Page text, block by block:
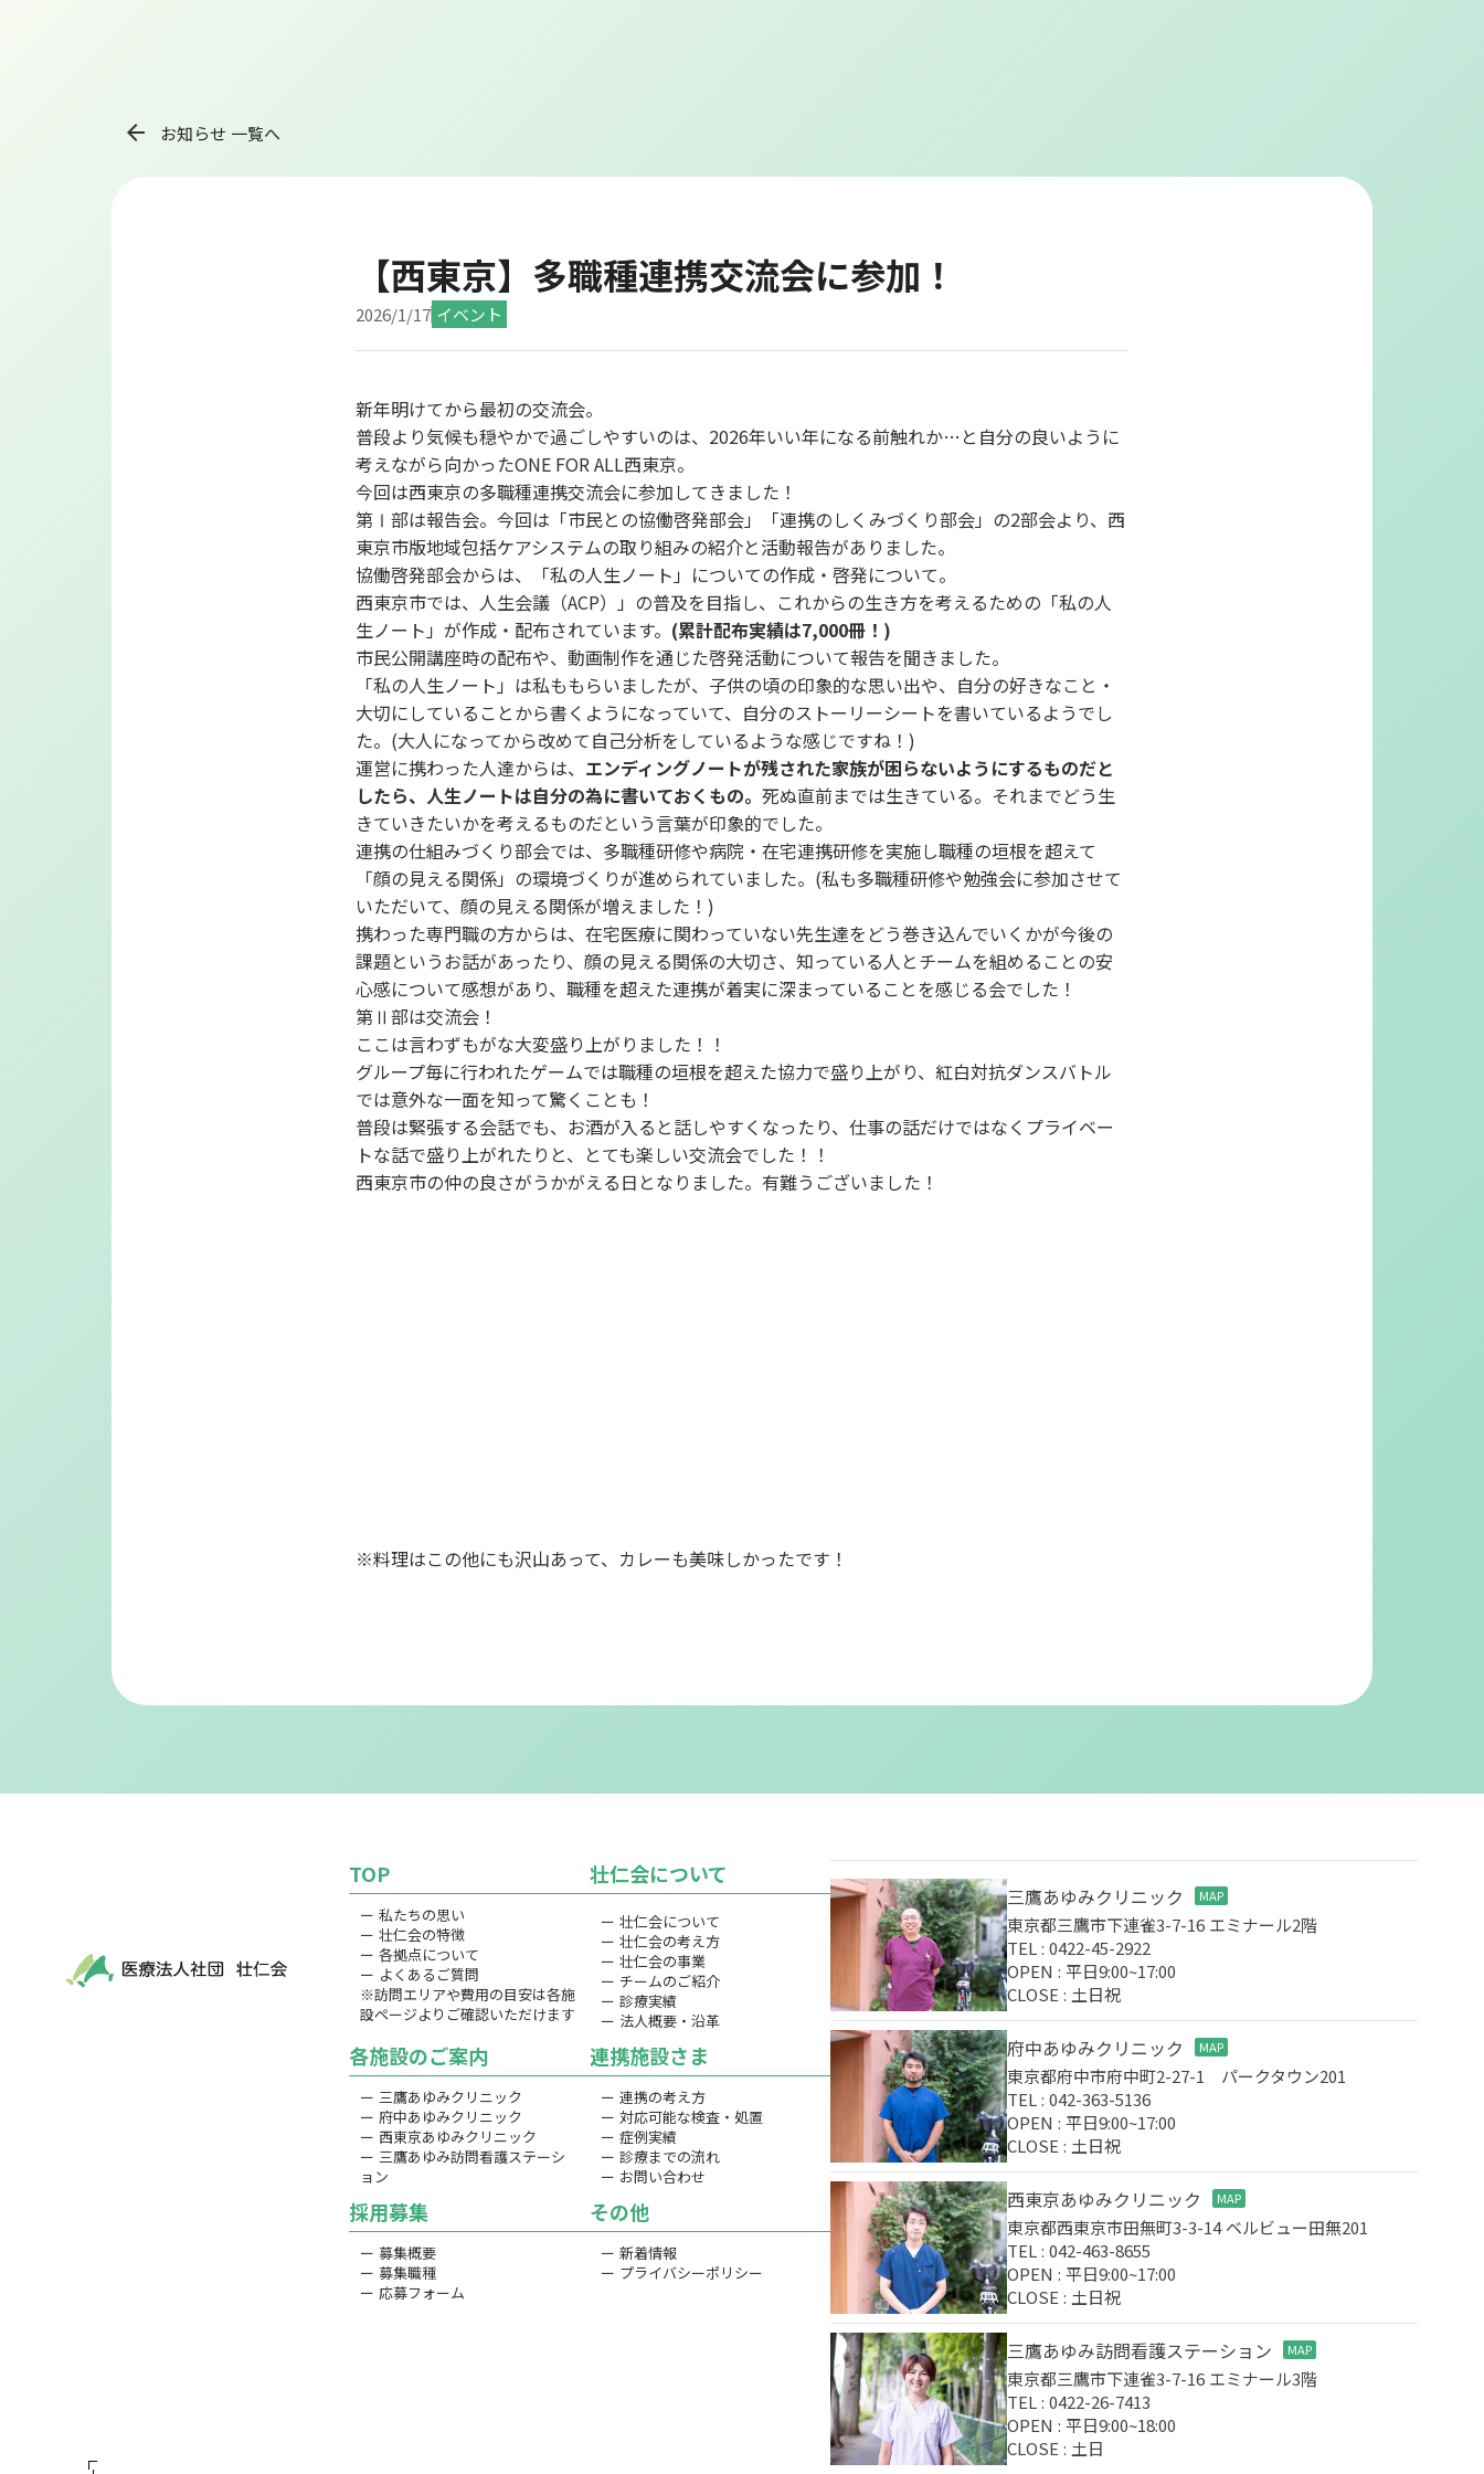
arrow_back お知らせ 一覧へ
2026/1/17 イベント
【西東京】多職種連携交流会に参加！
新年明けてから最初の交流会。
普段より気候も穏やかで過ごしやすいのは、2026年いい年になる前触れか…と自分の良いように
考えながら向かったONE FOR ALL西東京。
今回は西東京の多職種連携交流会に参加してきました！
第Ⅰ部は報告会。今回は「市民との協働啓発部会」「連携のしくみづくり部会」の2部会より、西
東京市版地域包括ケアシステムの取り組みの紹介と活動報告がありました。
協働啓発部会からは、「私の人生ノート」についての作成・啓発について。
西東京市では、人生会議（ACP）」の普及を目指し、これからの生き方を考えるための「私の人
生ノート」が作成・配布されています。 (累計配布実績は7,000冊！)
市民公開講座時の配布や、動画制作を通じた啓発活動について報告を聞きました。
「私の人生ノート」は私ももらいましたが、子供の頃の印象的な思い出や、自分の好きなこと・
大切にしていることから書くようになっていて、自分のストーリーシートを書いているようでし
た。(大人になってから改めて自己分析をしているような感じですね！)
運営に携わった人達からは、 エンディングノートが残された家族が困らないようにするものだと
したら、人生ノートは自分の為に書いておくもの。 死ぬ直前までは生きている。それまでどう生
きていきたいかを考えるものだという言葉が印象的でした。
連携の仕組みづくり部会では、多職種研修や病院・在宅連携研修を実施し職種の垣根を超えて
「顔の見える関係」の環境づくりが進められていました。(私も多職種研修や勉強会に参加させて
いただいて、顔の見える関係が増えました！)
携わった専門職の方からは、在宅医療に関わっていない先生達をどう巻き込んでいくかが今後の
課題というお話があったり、顔の見える関係の大切さ、知っている人とチームを組めることの安
心感について感想があり、職種を超えた連携が着実に深まっていることを感じる会でした！
第Ⅱ部は交流会！
ここは言わずもがな大変盛り上がりました！！
グループ毎に行われたゲームでは職種の垣根を超えた協力で盛り上がり、紅白対抗ダンスバトル
では意外な一面を知って驚くことも！
普段は緊張する会話でも、お酒が入ると話しやすくなったり、仕事の話だけではなくプライベー
トな話で盛り上がれたりと、とても楽しい交流会でした！！
西東京市の仲の良さがうかがえる日となりました。有難うございました！
※料理はこの他にも沢山あって、カレーも美味しかったです！
TOP
ー 私たちの思い
ー 壮仁会の特徴
ー 各拠点について
ー よくあるご質問
※訪問エリアや費用の目安は各施
設ページよりご確認いただけます
壮仁会について
ー 壮仁会について
ー 壮仁会の考え方
ー 壮仁会の事業
ー チームのご紹介
ー 診療実績
ー 法人概要・沿革
各施設のご案内
ー 三鷹あゆみクリニック
ー 府中あゆみクリニック
ー 西東京あゆみクリニック
ー 三鷹あゆみ訪問看護ステーシ
ョン
連携施設さま
ー 連携の考え方
ー 対応可能な検査・処置
ー 症例実績
ー 診療までの流れ
ー お問い合わせ
採用募集
ー 募集概要
ー 募集職種
ー 応募フォーム
その他
ー 新着情報
ー プライバシーポリシー
三鷹あゆみクリニック MAP
東京都三鷹市下連雀3-7-16 エミナール2階
TEL : 0422-45-2922
OPEN : 平日9:00~17:00
CLOSE : 土日祝
府中あゆみクリニック MAP
東京都府中市府中町2-27-1 パークタウン201
TEL : 042-363-5136
OPEN : 平日9:00~17:00
CLOSE : 土日祝
西東京あゆみクリニック MAP
東京都西東京市田無町3-3-14 ベルビュー田無201
TEL : 042-463-8655
OPEN : 平日9:00~17:00
CLOSE : 土日祝
三鷹あゆみ訪問看護ステーション MAP
東京都三鷹市下連雀3-7-16 エミナール3階
TEL : 0422-26-7413
OPEN : 平日9:00~18:00
CLOSE : 土日
チームのご紹介
arrow_forward
三鷹あゆみクリニック
arrow_forward
西東京あゆみクリニック
arrow_forward
連携の考え方
arrow_forward
arrow_forward